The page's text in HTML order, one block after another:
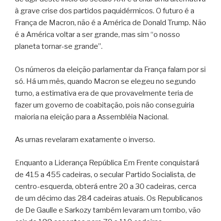
à grave crise dos partidos paquidérmicos. O futuro é a
França de Macron, não é a América de Donald Trump. Não
é a América voltar a ser grande, mas sim “o nosso
planeta tornar-se grande”.
Os números da eleição parlamentar da França falam por si
só. Há um mês, quando Macron se elegeu no segundo
turno, a estimativa era de que provavelmente teria de
fazer um governo de coabitação, pois não conseguiria
maioria na eleição para a Assembléia Nacional.
As urnas revelaram exatamente o inverso.
Enquanto a Liderança República Em Frente conquistará
de 415 a 455 cadeiras, o secular Partido Socialista, de
centro-esquerda, obterá entre 20 a 30 cadeiras, cerca
de um décimo das 284 cadeiras atuais. Os Republicanos
de De Gaulle e Sarkozy também levaram um tombo, vão